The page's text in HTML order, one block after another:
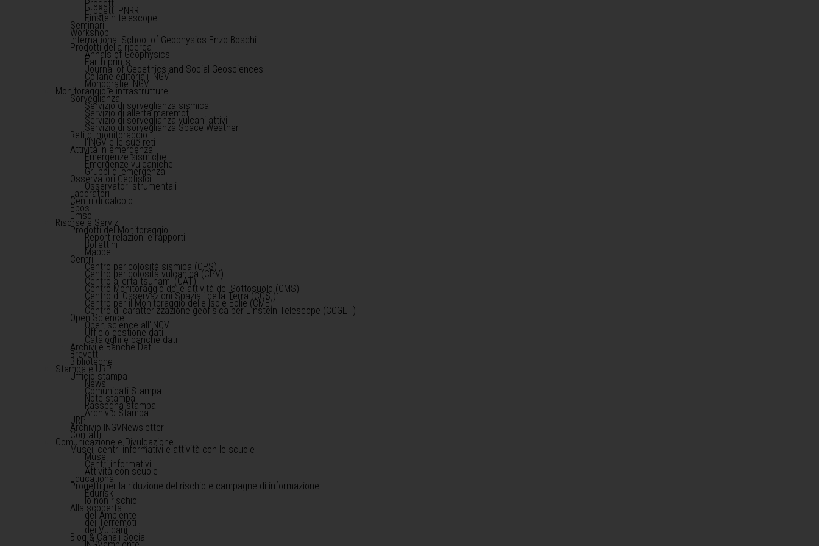
Progetti
Progetti PNRR
Einstein telescope
Seminari
Workshop
International School of Geophysics Enzo Boschi
Prodotti della ricerca
Annals of Geophysics
Earth-prints
Journal of Geoethics and Social Geosciences
Collane editoriali INGV
Monografie INGV
Monitoraggio e infrastrutture
Sorveglianza
Servizio di sorveglianza sismica
Servizio di allerta maremoti
Servizio di sorveglianza vulcani attivi
Servizio di sorveglianza Space Weather
Reti di monitoraggio
l'INGV e le sue reti
Attività in emergenza
Emergenze sismiche
Emergenze vulcaniche
Gruppi di emergenza
Osservatori Geofisici
Osservatori strumentali
Laboratori
Centri di calcolo
Epos
Emso
Risorse e Servizi
Prodotti del Monitoraggio
Report relazioni e rapporti
Bollettini
Mappe
Centri
Centro pericolosità sismica (CPS)
Centro pericolosità vulcanica (CPV)
Centro allerta tsunami (CAT)
Centro Monitoraggio delle attività del Sottosuolo (CMS)
Centro di Osservazioni Spaziali della Terra (COS )
Centro per il Monitoraggio delle Isole Eolie (CME)
Centro di caratterizzazione geofisica per Einstein Telescope (CCGET)
Open Science
Open science all'INGV
Ufficio gestione dati
Cataloghi e banche dati
Archivi e Banche Dati
Brevetti
Biblioteche
Stampa e URP
Ufficio stampa
News
Comunicati Stampa
Note stampa
Rassegna stampa
Archivio Stampa
URP
Archivio INGVNewsletter
Contatti
Comunicazione e Divulgazione
Musei, centri informativi e attività con le scuole
Musei
Centri informativi
Attività con scuole
Educational
Progetti per la riduzione del rischio e campagne di informazione
Edurisk
Io non rischio
Alla scoperta
dell'Ambiente
dei Terremoti
dei Vulcani
Blog & Canali Social